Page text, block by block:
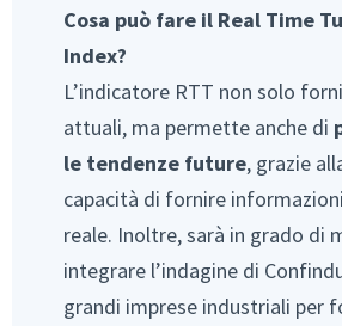
Cosa può fare il Real Time
Index?
L’indicatore RTT non solo
attuali, ma permette anche di
le tendenze future, grazie
capacità di fornire
reale. Inoltre, sarà in grado di
integrare l’indagine di
grandi imprese industriali per